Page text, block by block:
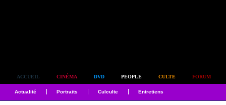
ACCUEIL CINÉMA DVD PEOPLE CULTE FORUM
Actualité Portraits Culculte Entretiens